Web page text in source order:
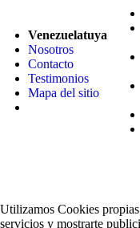
Venezuelatuya
Nosotros
Contacto
Testimonios
Mapa del sitio
Utilizamos Cookies
servicios y mostrarte